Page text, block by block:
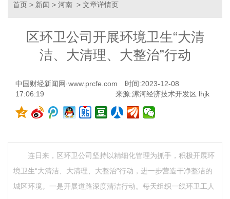
首页 > 新闻 > 河南 > 文章详情页
区环卫公司开展环境卫生“大清
洁、大清理、大整治”行动
中国财经新闻网·www.prcfe.com
时间:2023-12-08
17:06:19
来源:漯河经济技术开发区 lhjk
连日来，区环卫公司坚持以精细化管理为抓手，积极开展环
境卫生“大清洁、大清理、大整治”行动，进一步营造干净整洁的
城区环境。一是开展道路深度清洁行动。每天组织一线环卫工人